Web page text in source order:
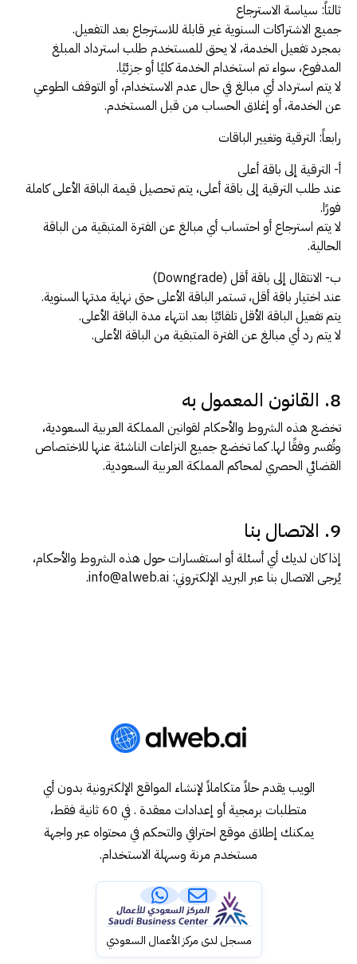
ثالثاً: سياسة الاسترجاع
جميع الاشتراكات السنوية غير قابلة للاسترجاع بعد التفعيل.
بمجرد تفعيل الخدمة، لا يحق للمستخدم طلب استرداد المبلغ
المدفوع، سواء تم استخدام الخدمة كليًا أو جزئيًا.
لا يتم استرداد أي مبالغ في حال عدم الاستخدام، أو التوقف الطوعي
عن الخدمة، أو إغلاق الحساب من قبل المستخدم.
رابعاً: الترقية وتغيير الباقات
أ- الترقية إلى باقة أعلى
عند طلب الترقية إلى باقة أعلى، يتم تحصيل قيمة الباقة الأعلى كاملة
فورًا.
لا يتم استرجاع أو احتساب أي مبالغ عن الفترة المتبقية من الباقة
الحالية.
ب- الانتقال إلى باقة أقل (Downgrade)
عند اختيار باقة أقل، تستمر الباقة الأعلى حتى نهاية مدتها السنوية.
يتم تفعيل الباقة الأقل تلقائيًا بعد انتهاء مدة الباقة الأعلى.
لا يتم رد أي مبالغ عن الفترة المتبقية من الباقة الأعلى.
8. القانون المعمول به
تخضع هذه الشروط والأحكام لقوانين المملكة العربية السعودية،
وتُفسر وفقًا لها. كما تخضع جميع النزاعات الناشئة عنها للاختصاص
القضائي الحصري لمحاكم المملكة العربية السعودية.
9. الاتصال بنا
إذا كان لديك أي أسئلة أو استفسارات حول هذه الشروط والأحكام،
يُرجى الاتصال بنا عبر البريد الإلكتروني: info@alweb.ai
.
الويب يقدم حلاً متكاملاً لإنشاء المواقع الإلكترونية بدون أي
متطلبات برمجية أو إعدادات معقدة . في 60 ثانية فقط،
يمكنك إطلاق موقع احترافي والتحكم في محتواه عبر واجهة
مستخدم مرنة وسهلة الاستخدام.
مسجل لدى مركز الأعمال السعودي